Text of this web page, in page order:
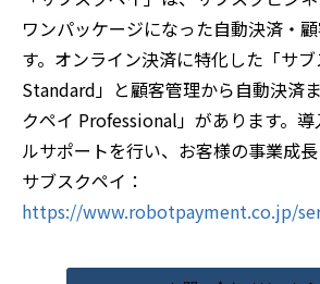
ワンパッケージになった自動決済・
す。オンライン決済に特化した「サ
Standard」と顧客管理から自動決済
クペイ Professional」があります。
ルサポートを行い、お客様の事業成長
サブスクペイ：
https://www.robotpayment.co.jp/